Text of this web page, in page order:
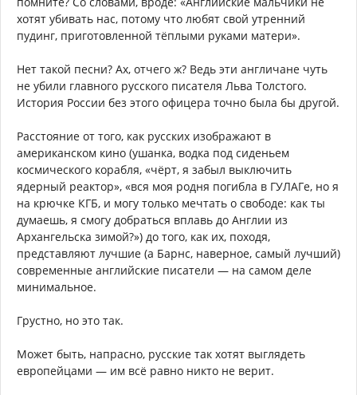
хотят убивать нас, потому что любят свой утренний
пудинг, приготовленной тёплыми руками матери».
Нет такой песни? Ах, отчего ж? Ведь эти англичане чуть
не убили главного русского писателя Льва Толстого.
История России без этого офицера точно была бы другой.
Расстояние от того, как русских изображают в
американском кино (ушанка, водка под сиденьем
космического корабля, «чёрт, я забыл выключить
ядерный реактор», «вся моя родня погибла в ГУЛАГе, но я
на крючке КГБ, и могу только мечтать о свободе: как ты
думаешь, я смогу добраться вплавь до Англии из
Архангельска зимой?») до того, как их, походя,
представляют лучшие (а Барнс, наверное, самый лучший)
современные английские писатели — на самом деле
минимальное.
Грустно, но это так.
Может быть, напрасно, русские так хотят выглядеть
европейцами — им всё равно никто не верит.